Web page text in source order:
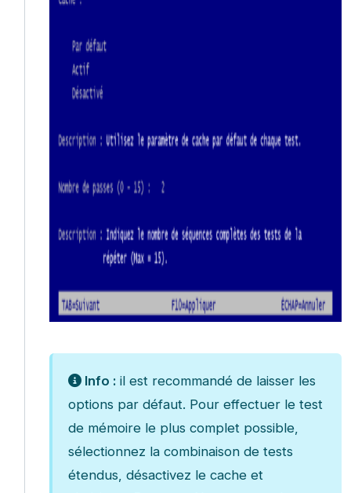
Info :il est recommandé de laisser les
options par défaut. Pour effectuer le test
de mémoire le plus complet possible,
sélectionnez la combinaison de tests
étendus, désactivez le cache et